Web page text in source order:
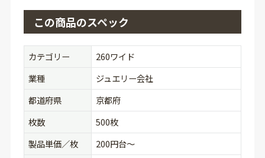
この商品のスペック
カテゴリー
260ワイド
業種
ジュエリー会社
都道府県
京都府
枚数
500枚
製品単価／枚
200円台〜